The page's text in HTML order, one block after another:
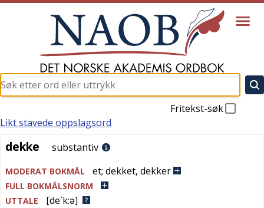
Fritekst-søk
dekke
Likt stavede oppslagsord
dekke substantiv
MODERAT BOKMÅL et; dekket, dekker
FULL BOKMÅLSNORM
UTTALE
[de`k:ə]